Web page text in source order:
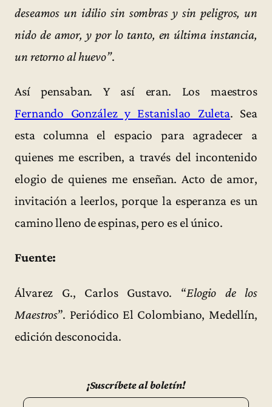
deseamos un idilio sin sombras y sin peligros, un
nido de amor, y por lo tanto, en última instancia,
un retorno al huevo”.
Así pensaban. Y así eran. Los maestros
Fernando González y Estanislao Zuleta. Sea
esta columna el espacio para agradecer a
quienes me escriben, a través del incontenido
elogio de quienes me enseñan. Acto de amor,
invitación a leerlos, porque la esperanza es un
camino lleno de espinas, pero es el único.
Fuente:
Álvarez G., Carlos Gustavo. “Elogio de los
Maestros”. Periódico El Colombiano, Medellín,
edición desconocida.
¡Suscríbete al boletín!